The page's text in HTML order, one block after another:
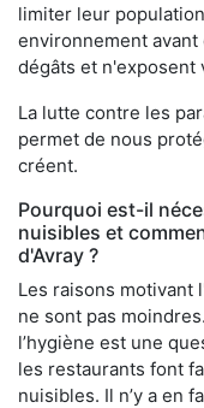
limiter leur
environnement
dégâts et n'exposent
La lutte contre les
permet de nous
créent.
Pourquoi est-il
nuisibles et
d'Avray ?
Les raisons motivant
ne sont pas
l’hygiène est une
les restaurants font
nuisibles. Il n’y a en